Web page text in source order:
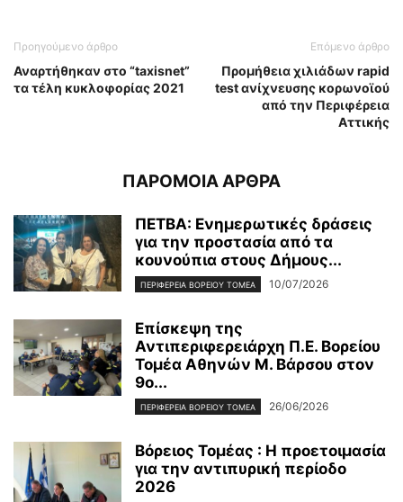
Προηγούμενο άρθρο
Αναρτήθηκαν στο “taxisnet”
τα τέλη κυκλοφορίας 2021
Επόμενο άρθρο
Προμήθεια χιλιάδων rapid
test ανίχνευσης κορωνοϊού
από την Περιφέρεια
Αττικής
ΠΑΡΟΜΟΙΑ ΑΡΘΡΑ
ΠΕΤΒΑ: Ενημερωτικές δράσεις
για την προστασία από τα
κουνούπια στους Δήμους...
ΠΕΡΙΦΕΡΕΙΑ ΒΟΡΕΙΟΥ ΤΟΜΕΑ 10/07/2026
Επίσκεψη της
Αντιπεριφερειάρχη Π.Ε. Βορείου
Τομέα Αθηνών Μ. Βάρσου στον
9ο...
ΠΕΡΙΦΕΡΕΙΑ ΒΟΡΕΙΟΥ ΤΟΜΕΑ 26/06/2026
Βόρειος Τομέας : Η προετοιμασία
για την αντιπυρική περίοδο
2026